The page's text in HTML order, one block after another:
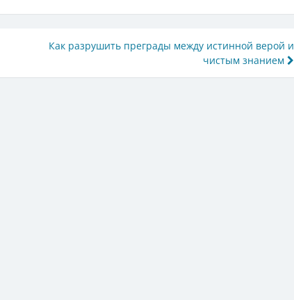
Как разрушить преграды между истинной верой и
чистым знанием